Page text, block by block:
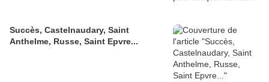
Succès, Castelnaudary, Saint
Anthelme, Russe, Saint Epvre...